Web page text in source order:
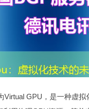
Virtual GPU，是一种虚拟